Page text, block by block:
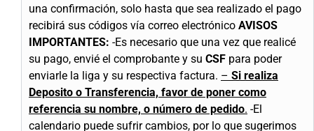
una confirmación, solo hasta que sea realizado el pago
recibirá sus códigos vía correo electrónico AVISOS
IMPORTANTES: -Es necesario que una vez que realicé
su pago, envié el comprobante y su CSF para poder
enviarle la liga y su respectiva factura. – Si realiza
Deposito o Transferencia, favor de poner como
referencia su nombre, o número de pedido. -El
calendario puede sufrir cambios, por lo que sugerimos